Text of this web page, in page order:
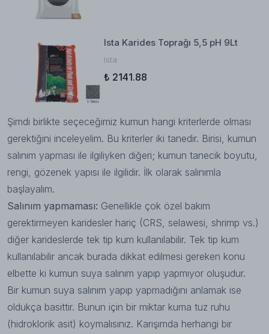
Ista Karides Toprağı 5,5 pH 9Lt
Ista
₺ 2141.88
Şimdi birlikte seçeceğimiz kumun hangi kriterlerde olması
gerektiğini inceleyelim. Bu kriterler iki tanedir. Birisi, kumun
salınım yapması ile ilgiliyken diğeri; kumun tanecik boyutu,
rengi, gözenek yapısı ile ilgilidir. İlk olarak salınımla
başlayalım.
Salınım yapmaması: Genellikle çok özel bakım
gerektirmeyen karidesler hariç (CRS, selawesi, shrimp vs.)
diğer karideslerde tek tip kum kullanılabilir. Tek tip kum
kullanılabilir ancak burada dikkat edilmesi gereken konu
elbette ki kumun suya salınım yapıp yapmıyor oluşudur.
Bir kumun suya salınım yapıp yapmadığını anlamak ise
oldukça basittir. Bunun için bir miktar kuma tuz ruhu
(hidroklorik asit) koymalısınız. Karışımda herhangi bir